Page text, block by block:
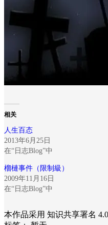
相关
人生百态
2013年6月25日
在“日志Blog”中
榴槤事件（限制級）
2009年11月16日
在“日志Blog”中
本作品采用 知识共享署名